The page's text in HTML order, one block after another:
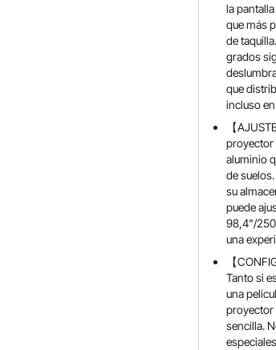
la
que más
de
grados
que
incluso
【
proyector
aluminio
de
su
puede
98,4"/250
una
【
Tanto si
una
proyector
sencilla.